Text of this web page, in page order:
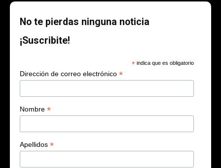
No te pierdas ninguna noticia
¡Suscribite!
* indica que es obligatorio
Dirección de correo electrónico *
Nombre *
Apellidos *